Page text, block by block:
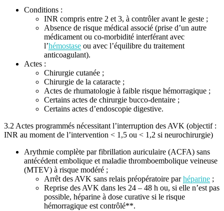
Conditions :
INR compris entre 2 et 3, à contrôler avant le geste ;
Absence de risque médical associé (prise d’un autre
médicament ou co-morbidité interférant avec
l’hémostase ou avec l’équilibre du traitement
anticoagulant).
Actes :
Chirurgie cutanée ;
Chirurgie de la cataracte ;
Actes de rhumatologie à faible risque hémorragique ;
Certains actes de chirurgie bucco-dentaire ;
Certains actes d’endoscopie digestive.
3.2 Actes programmés nécessitant l’interruption des AVK (objectif :
INR au moment de l’intervention < 1,5 ou < 1,2 si neurochirurgie)
Arythmie complète par fibrillation auriculaire (ACFA) sans
antécédent embolique et maladie thromboembolique veineuse
(MTEV) à risque modéré ;
Arrêt des AVK sans relais préopératoire parhéparine ;
Reprise des AVK dans les 24 – 48 h ou, si elle n’est pas
possible, héparine à dose curative si le risque
hémorragique est contrôlé**.